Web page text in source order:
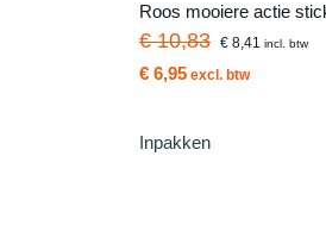
Roos mooiere actie
€ 10,83 € 8,41 incl. btw
€ 6,95 excl. btw
Inpakken